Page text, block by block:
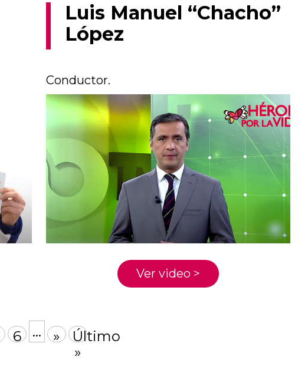
Luis Manuel “Chacho”
López
Conductor.
Ver video >
6 ... »
Último
»